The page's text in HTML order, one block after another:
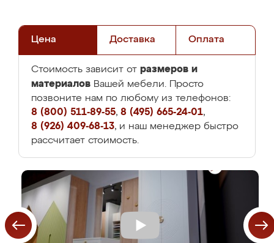
Цена Доставка Оплата
Стоимость зависит от размеров и
материалов Вашей мебели. Просто
позвоните нам по любому из телефонов:
8 (800) 511-89-55, 8 (495) 665-24-01,
8 (926) 409-68-13, и наш менеджер быстро
рассчитает стоимость.